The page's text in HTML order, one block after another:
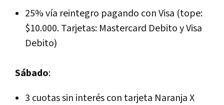
25% vía reintegro pagando con Visa (tope:
$10.000. Tarjetas: Mastercard Debito y Visa
Debito)
Sábado:
3 cuotas sin interés con tarjeta Naranja X